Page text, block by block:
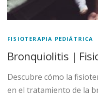
FISIOTERAPIA PEDIÁTRICA
Bronquiolitis |
Descubre cómo la
en el tratamiento de la